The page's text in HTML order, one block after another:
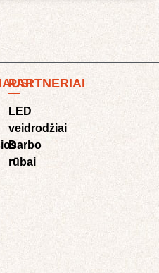
PARTNERIAI
LED
veidrodžiai
Darbo
rūbai